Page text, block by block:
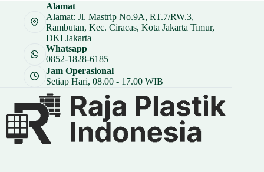
Alamat
Alamat: Jl. Mastrip No.9A, RT.7/RW.3,
Rambutan, Kec. Ciracas, Kota Jakarta Timur,
DKI Jakarta
Whatsapp
0852-1828-6185
Jam Operasional
Setiap Hari, 08.00 - 17.00 WIB